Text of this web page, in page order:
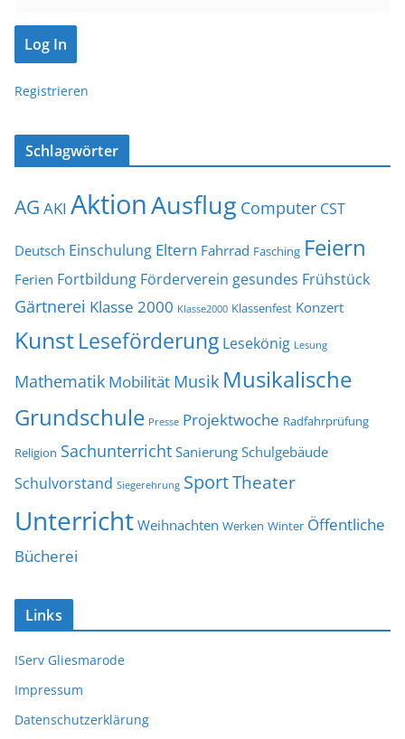
Registrieren
Schlagwörter
AG AKI AktionAusflug Computer CST
Deutsch Einschulung Eltern Fahrrad Fasching Feiern
Ferien Fortbildung Förderverein gesundes Frühstück
Gärtnerei Klasse 2000 Klasse2000 Klassenfest Konzert
KunstLeseförderung Lesekönig Lesung
Mathematik Mobilität Musik Musikalische
Grundschule Presse Projektwoche Radfahrprüfung
Religion Sachunterricht Sanierung Schulgebäude
Schulvorstand Siegerehrung SportTheater
Unterricht Weihnachten Werken Winter Öffentliche
Bücherei
Links
IServ Gliesmarode
Impressum
Datenschutzerklärung